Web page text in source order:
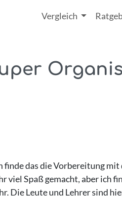
Vergleich
das die Vorbereitung
Spaß gemacht, aber ich
Die Leute und Lehrer sind